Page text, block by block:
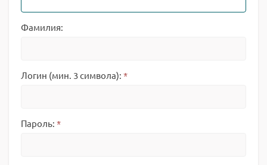
Фамилия:
Логин (мин. 3 символа): *
Пароль: *